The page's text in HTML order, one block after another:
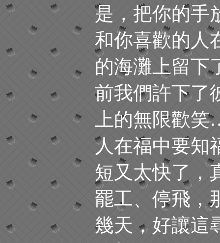
是，把你的手
和你喜歡的人
的海灘上留下
前我們許下了
上的無限歡笑
人在福中要知
短又太快了，
罷工、停飛，
幾天，好讓這